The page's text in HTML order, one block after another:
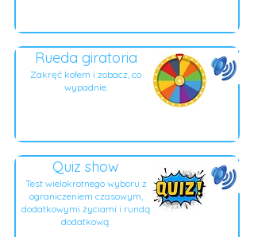
Rueda giratoria
Zakręć kołem i zobacz, co
wypadnie.
Quiz show
Test wielokrotnego wyboru z
ograniczeniem czasowym,
dodatkowymi życiami i rundą
dodatkową.